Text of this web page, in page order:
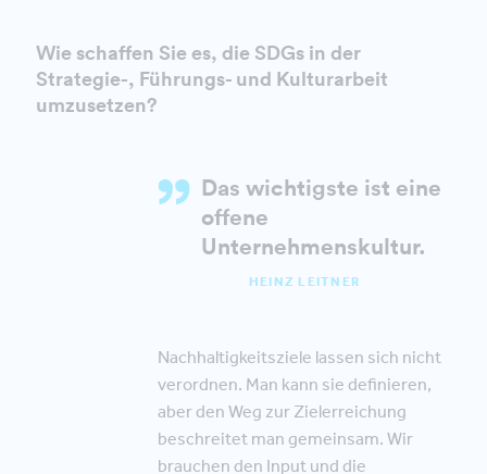
Wie schaffen Sie es, die SDGs in der
Strategie-, Führungs- und Kulturarbeit
umzusetzen?
Das wichtigste ist eine
offene
Unternehmenskultur.
HEINZ LEITNER
Nachhaltigkeitsziele lassen sich nicht
verordnen. Man kann sie definieren,
aber den Weg zur Zielerreichung
beschreitet man gemeinsam. Wir
brauchen den Input und die